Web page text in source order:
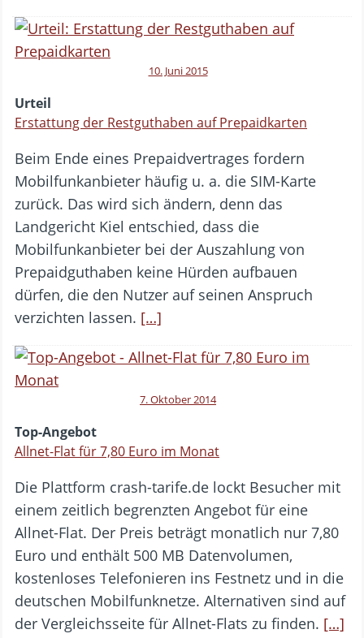
10. Juni 2015
Urteil
Erstattung der Restguthaben auf Prepaidkarten
Beim Ende eines Prepaidvertrages fordern
Mobilfunkanbieter häufig u. a. die SIM-Karte
zurück. Das wird sich ändern, denn das
Landgericht Kiel entschied, dass die
Mobilfunkanbieter bei der Auszahlung von
Prepaidguthaben keine Hürden aufbauen
dürfen, die den Nutzer auf seinen Anspruch
verzichten lassen. […]
7. Oktober 2014
Top-Angebot
Allnet-Flat für 7,80 Euro im Monat
Die Plattform crash-tarife.de lockt Besucher mit
einem zeitlich begrenzten Angebot für eine
Allnet-Flat. Der Preis beträgt monatlich nur 7,80
Euro und enthält 500 MB Datenvolumen,
kostenloses Telefonieren ins Festnetz und in die
deutschen Mobilfunknetze. Alternativen sind auf
der Vergleichsseite für Allnet-Flats zu finden. […]